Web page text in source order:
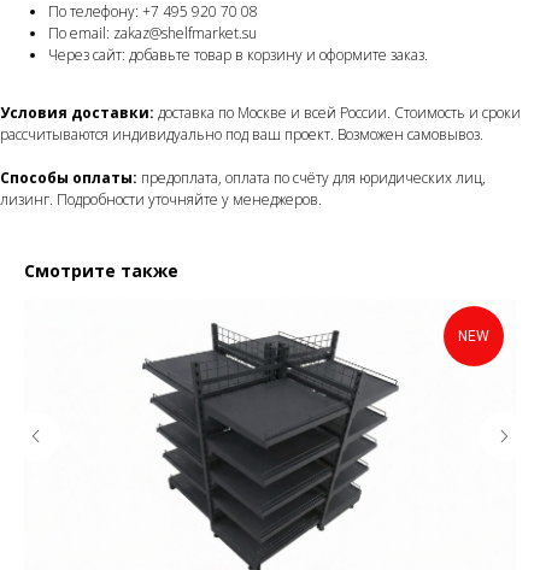
По телефону: +7 495 920 70 08
По email: zakaz@shelfmarket.su
Через сайт: добавьте товар в корзину и оформите заказ.
Условия доставки: доставка по Москве и всей России. Стоимость и сроки
рассчитываются индивидуально под ваш проект. Возможен самовывоз.
Способы оплаты: предоплата, оплата по счёту для юридических лиц,
лизинг. Подробности уточняйте у менеджеров.
Смотрите также
NEW